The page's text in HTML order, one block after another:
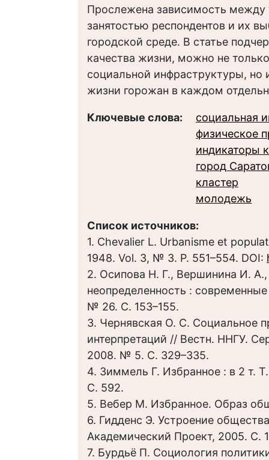
Прослежена зависимость между
занятостью респондентов и их
городской среде. В статье
качества жизни, можно не
социальной инфраструктуры, но
жизни горожан в каждом
Ключевые слова:
социальная
физическое
индикаторы
город
кластер
молодежь
Список источников:
1. Chevalier L. Urbanisme et
1948. Vol. 3, № 3. P. 551–554. DOI:
2. Осипова Н. Г., Вершинина И.
неопределенность :
№ 26. С. 153–155.
3. Чернявская О. С. Социальное
интерпретаций // Вестн. ННГУ.
2008. № 5. С. 329–335.
4. Зиммель Г. Избранное : в 2 т.
С. 592.
5. Вебер М. Избранное. Образ
6. Гидденс Э. Устроение
Академический Проект, 2005. С.
7. Бурдьё П. Социология